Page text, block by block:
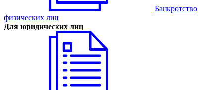
Банкротство
физических лиц
Для юридических лиц